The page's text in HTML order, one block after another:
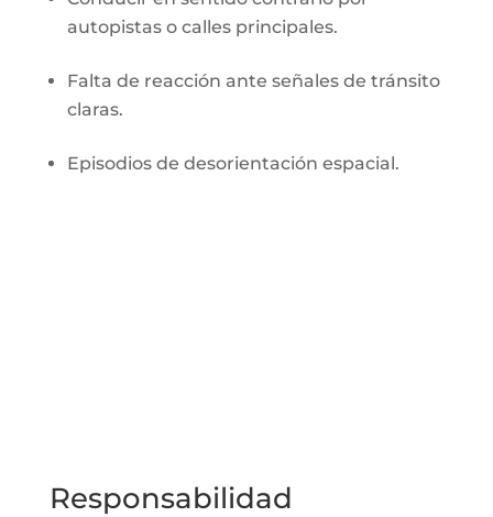
autopistas o calles principales.
Falta de reacción ante señales de tránsito
claras.
Episodios de desorientación espacial.
Responsabilidad